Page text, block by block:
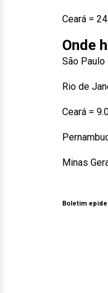
Ceará =
Onde
São Paulo
Rio de
Ceará =
Minas
Boletim